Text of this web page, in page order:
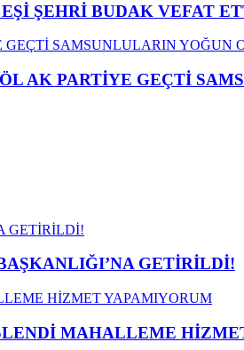
ŞEHRİ BUDAK VEFAT
AK PARTİYE GEÇTİ
GETİRİLDİ!
MAHALLEME